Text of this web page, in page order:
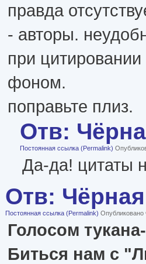
правда
- авторы.
при цитировании
фоном.
поправьте плиз.
Отв:
Постоянная ссылка (Permalink)
Да-да! цитаты
Отв:
Постоянная ссылка (Permalink) Опубликовано
Голосом
Биться нам с